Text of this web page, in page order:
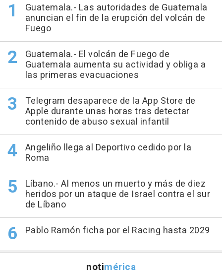
Guatemala.- Las autoridades de Guatemala
anuncian el fin de la erupción del volcán de
Fuego
Guatemala.- El volcán de Fuego de
Guatemala aumenta su actividad y obliga a
las primeras evacuaciones
Telegram desaparece de la App Store de
Apple durante unas horas tras detectar
contenido de abuso sexual infantil
Angeliño llega al Deportivo cedido por la
Roma
Líbano.- Al menos un muerto y más de diez
heridos por un ataque de Israel contra el sur
de Líbano
Pablo Ramón ficha por el Racing hasta 2029
notimérica